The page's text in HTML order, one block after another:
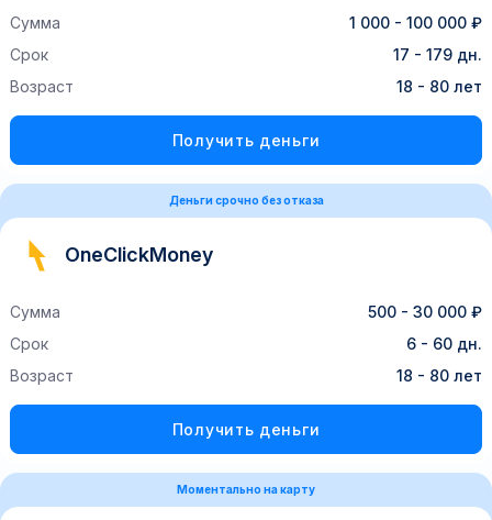
Сумма
1 000 - 100 000 ₽
Срок
17 - 179 дн.
Возраст
18 - 80 лет
Получить деньги
Деньги срочно без отказа
OneClickMoney
Сумма
500 - 30 000 ₽
Срок
6 - 60 дн.
Возраст
18 - 80 лет
Получить деньги
Моментально на карту